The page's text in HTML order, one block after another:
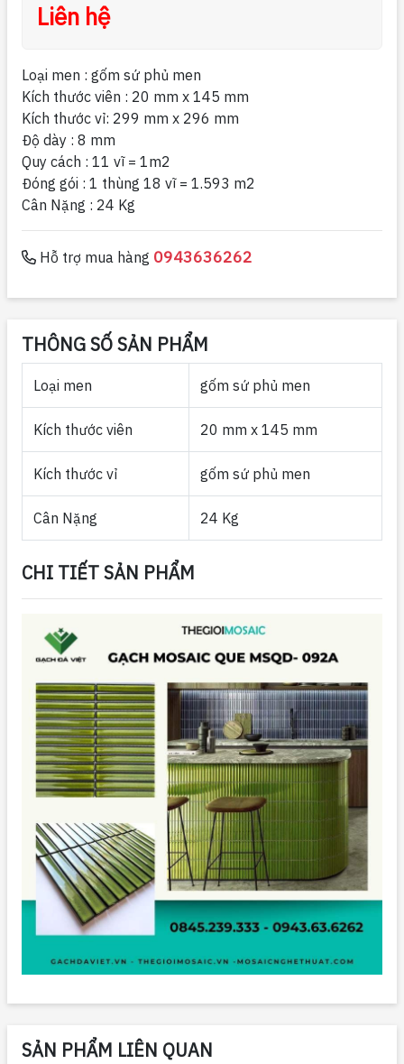
Liên hệ
Loại men : gốm sứ phủ men
Kích thước viên : 20 mm x 145 mm
Kích thước vỉ: 299 mm x 296 mm
Độ dày : 8 mm
Quy cách : 11 vĩ = 1m2
Đóng gói : 1 thùng 18 vĩ = 1.593 m2
Cân Nặng : 24 Kg
Hỗ trợ mua hàng 0943636262
THÔNG SỐ SẢN PHẨM
Loại men gốm sứ phủ men
Kích thước viên 20 mm x 145 mm
Kích thước vỉ gốm sứ phủ men
Cân Nặng 24 Kg
CHI TIẾT SẢN PHẨM
SẢN PHẨM LIÊN QUAN